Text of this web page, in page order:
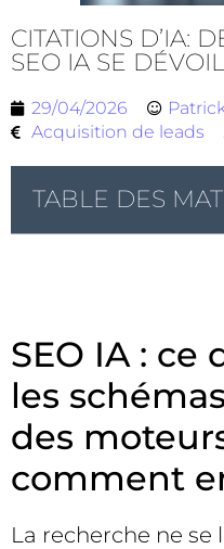
CITATIONS D’IA:
SEO IA SE
29/04/2026
Acquisition de leads
TABLE DES
SEO IA :
les
des
comment
La recherche ne se